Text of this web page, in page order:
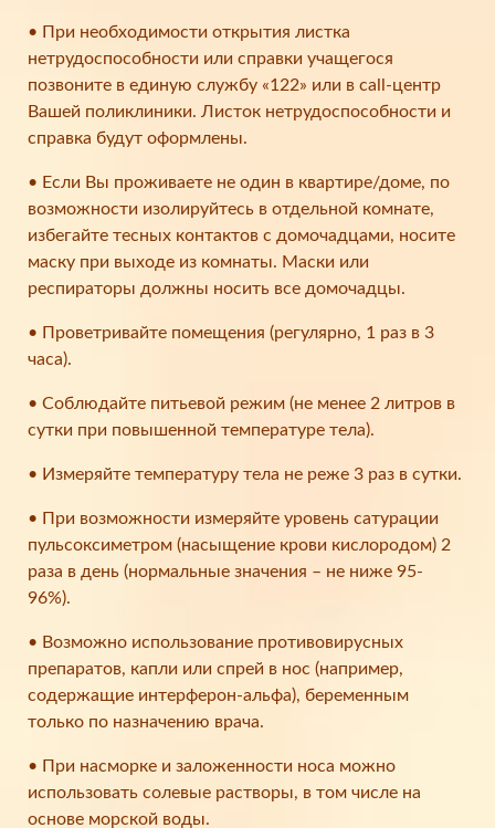
• При необходимости открытия листка
нетрудоспособности или справки учащегося
позвоните в единую службу «122» или в call-центр
Вашей поликлиники. Листок нетрудоспособности и
справка будут оформлены.
• Если Вы проживаете не один в квартире/доме, по
возможности изолируйтесь в отдельной комнате,
избегайте тесных контактов с домочадцами, носите
маску при выходе из комнаты. Маски или
респираторы должны носить все домочадцы.
• Проветривайте помещения (регулярно, 1 раз в 3
часа).
• Соблюдайте питьевой режим (не менее 2 литров в
сутки при повышенной температуре тела).
• Измеряйте температуру тела не реже 3 раз в сутки.
• При возможности измеряйте уровень сатурации
пульсоксиметром (насыщение крови кислородом) 2
раза в день (нормальные значения – не ниже 95-
96%).
• Возможно использование противовирусных
препаратов, капли или спрей в нос (например,
содержащие интерферон-альфа), беременным
только по назначению врача.
• При насморке и заложенности носа можно
использовать солевые растворы, в том числе на
основе морской воды.